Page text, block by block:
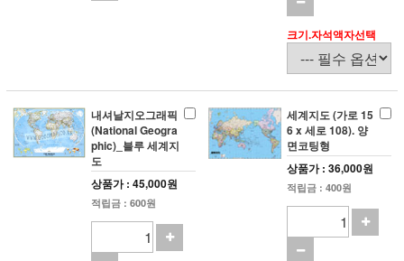
크기.자석액자선택
내셔날지오그래픽
(National Geogra
phic)_블루 세계지
도
상품가 : 45,000원
적립금 : 600원
세계지도 (가로 15
6 x 세로 108). 양
면코팅형
상품가 : 36,000원
적립금 : 400원